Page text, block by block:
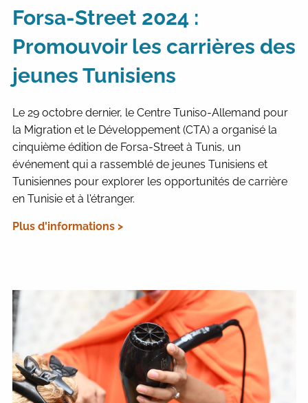
Forsa-Street 2024 :
Promouvoir les carrières des
jeunes Tunisiens
Le 29 octobre dernier, le Centre Tuniso-Allemand pour
la Migration et le Développement (CTA) a organisé la
cinquième édition de Forsa-Street à Tunis, un
événement qui a rassemblé de jeunes Tunisiens et
Tunisiennes pour explorer les opportunités de carrière
en Tunisie et à l'étranger.
Plus d'informations >